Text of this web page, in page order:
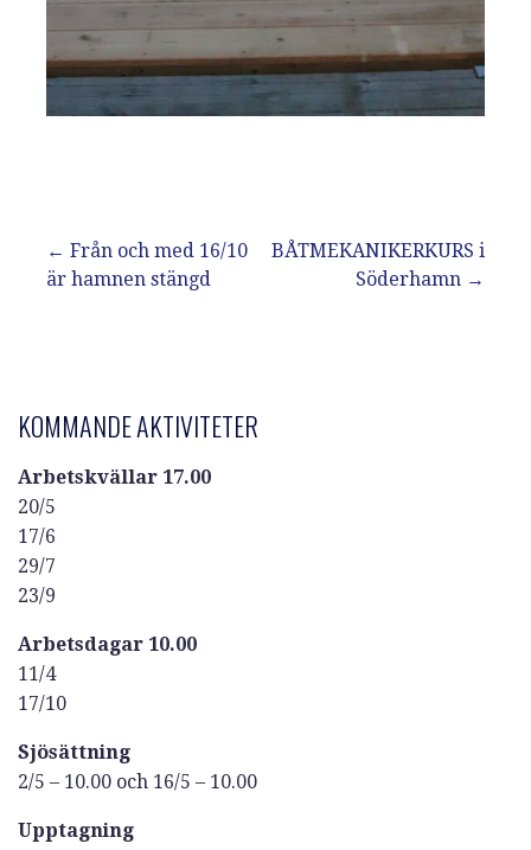
Inläggsnavigering
← Från och med 16/10
är hamnen stängd
BÅTMEKANIKERKURS i
Söderhamn →
KOMMANDE AKTIVITETER
Arbetskvällar 17.00
20/5
17/6
29/7
23/9
Arbetsdagar 10.00
11/4
17/10
Sjösättning
2/5 – 10.00 och 16/5 – 10.00
Upptagning